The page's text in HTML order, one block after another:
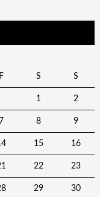
F S S
1 2
7 8 9
15 16
22 23
29 30